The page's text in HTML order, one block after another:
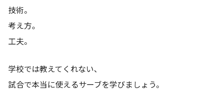
技術。
考え方。
工夫。
学校では教えてくれない、
試合で本当に使えるサーブを学びましょう。